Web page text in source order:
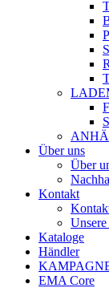
Über uns
Über
Kontakt
Kataloge
Händler
EMA Core